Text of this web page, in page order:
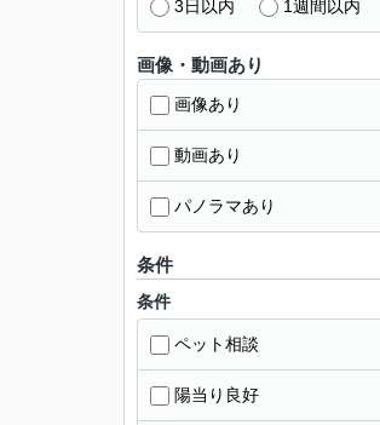
3日以内 1週間以内
画像・動画あり
画像あり
動画あり
パノラマあり
条件
条件
ペット相談
陽当り良好